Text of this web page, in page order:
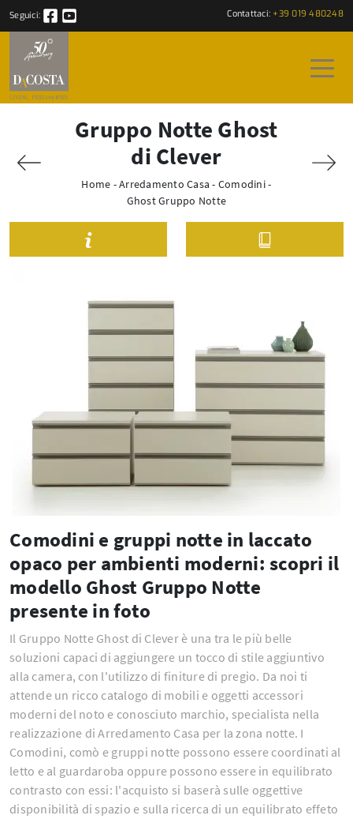
Seguici: Contattaci: +39 019 480248
Gruppo Notte Ghost
di Clever
Home -Arredamento Casa - Comodini-
Ghost Gruppo Notte
Comodini e gruppi notte in laccato
opaco per ambienti moderni: scopri il
modello Ghost Gruppo Notte
presente in foto
Il Gruppo Notte Ghost di Clever è una tra le più belle
soluzioni capaci di aggiungere un tocco di stile aggiuntivo
alla camera, con l'utilizzo di finiture di pregio. Da noi ti
attende un ricco catalogo di mobili e oggetti accessori
moderni del noto e conosciuto marchio, specialista nella
realizzazione di Arredamento Casa per la zona notte. I
Comodini, comò e gruppi notte possono essere coordinati al
letto e al guardaroba oppure possono essere in equilibrato
contrasto con essi: l'acquisto si baserà sulle oggettive
disponibilità di spazio e sulla ricerca di un equilibrato effeto